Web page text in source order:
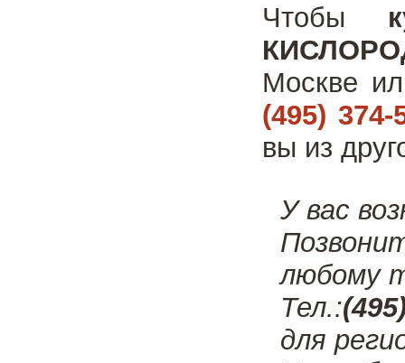
Чтобы
Москве
(495) 374-
вы из
У вас
любому
Тел.:
для